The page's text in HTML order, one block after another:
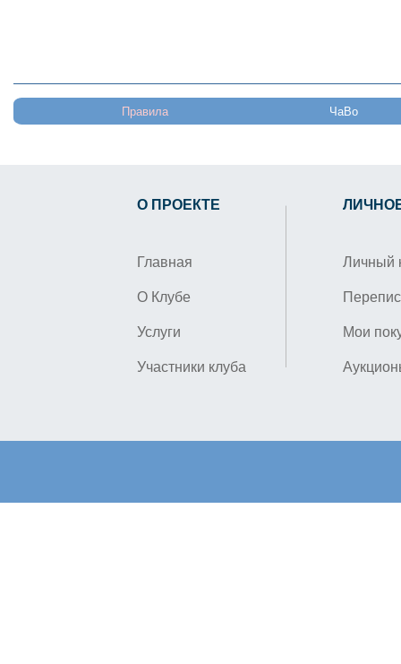
Правила ЧаВо
О ПРОЕКТЕ
Главная
О Клубе
Услуги
Участники клуба
Личный
Мои